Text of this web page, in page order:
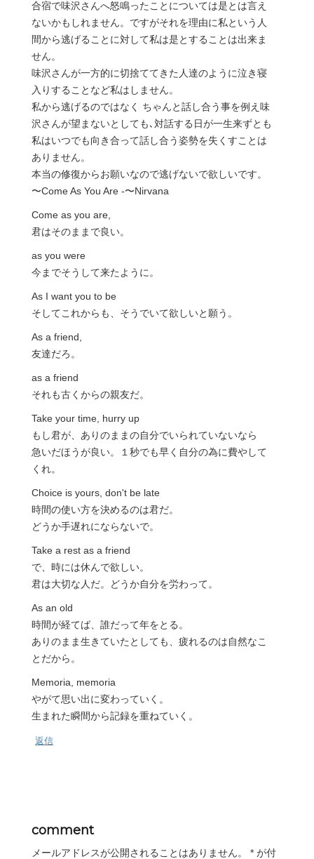
合宿で味沢さんへ怒鳴ったことについては是とは言え
ないかもしれません。ですがそれを理由に私という人
間から逃げることに対して私は是とすることは出来ま
せん。
味沢さんが一方的に切捨ててきた人達のように泣き寝
入りすることなど私はしません。
私から逃げるのではなく ちゃんと話し合う事を例え味
沢さんが望まないとしても､対話する日が一生来ずとも
私はいつでも向き合って話し合う姿勢を失くすことは
ありません。
本当の修復からお願いなので逃げないで欲しいです。
〜Come As You Are -〜Nirvana
Come as you are,
君はそのままで良い。
as you were
今までそうして来たように。
As I want you to be
そしてこれからも、そうでいて欲しいと願う。
As a friend,
友達だろ。
as a friend
それも古くからの親友だ。
Take your time, hurry up
もし君が、ありのままの自分でいられていないなら
急いだほうが良い。１秒でも早く自分の為に費やして
くれ。
Choice is yours, don't be late
時間の使い方を決めるのは君だ。
どうか手遅れにならないで。
Take a rest as a friend
で、時には休んで欲しい。
君は大切な人だ。どうか自分を労わって。
As an old
時間が経てば、誰だって年をとる。
ありのまま生きていたとしても、疲れるのは自然なこ
とだから。
Memoria, memoria
やがて思い出に変わっていく。
生まれた瞬間から記録を重ねていく。
返信
comment
メールアドレスが公開されることはありません。 * が付